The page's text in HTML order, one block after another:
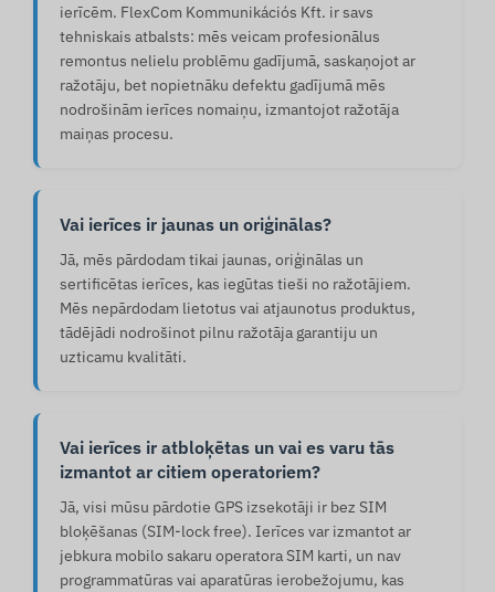
ierīcēm. FlexCom Kommunikációs Kft. ir savs
tehniskais atbalsts: mēs veicam profesionālus
remontus nelielu problēmu gadījumā, saskaņojot ar
ražotāju, bet nopietnāku defektu gadījumā mēs
nodrošinām ierīces nomaiņu, izmantojot ražotāja
maiņas procesu.
Vai ierīces ir jaunas un oriģinālas?
Jā, mēs pārdodam tikai jaunas, oriģinālas un
sertificētas ierīces, kas iegūtas tieši no ražotājiem.
Mēs nepārdodam lietotus vai atjaunotus produktus,
tādējādi nodrošinot pilnu ražotāja garantiju un
uzticamu kvalitāti.
Vai ierīces ir atbloķētas un vai es varu tās
izmantot ar citiem operatoriem?
Jā, visi mūsu pārdotie GPS izsekotāji ir bez SIM
bloķēšanas (SIM-lock free). Ierīces var izmantot ar
jebkura mobilo sakaru operatora SIM karti, un nav
programmatūras vai aparatūras ierobežojumu, kas